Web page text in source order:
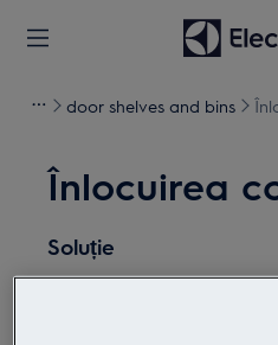
door shelves and bins
Înlocuirea
Soluție
aparatul și deconectați